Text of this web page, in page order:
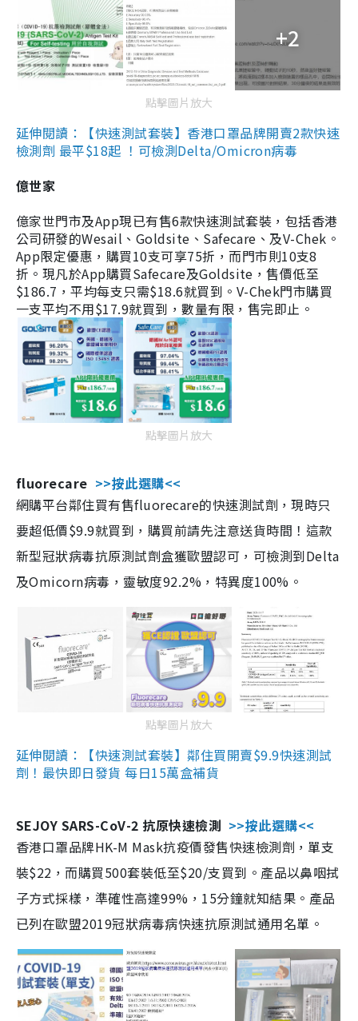
+2
點擊圖片放大
延伸閱讀：【快速測試套裝】香港口罩品牌開賣2款快速
檢測劑 最平$18起 ！可檢測Delta/Omicron病毒
億世家
億家世門市及App現已有售6款快速測試套裝，包括香港
公司研發的Wesail、Goldsite、Safecare、及V-Chek。
App限定優惠，購買10支可享75折，而門市則10支8
折。現凡於App購買Safecare及Goldsite，售價低至
$186.7，平均每支只需$18.6就買到。V-Chek門市購買
一支平均不用$17.9就買到，數量有限，售完即止。
點擊圖片放大
fluorecare >>按此選購<<
網購平台鄰住買有售fluorecare的快速測試劑，現時只
要超低價$9.9就買到，購買前請先注意送貨時間！這款
新型冠狀病毒抗原測試劑盒獲歐盟認可，可檢測到Delta
及Omicorn病毒，靈敏度92.2%，特異度100%。
點擊圖片放大
延伸閱讀：【快速測試套裝】鄰住買開賣$9.9快速測試
劑！最快即日發貨 每日15萬盒補貨
SEJOY SARS-CoV-2 抗原快速檢測 >>按此選購<<
香港口罩品牌HK-M Mask抗疫價發售快速檢測劑，單支
裝$22，而購買500套裝低至$20/支買到。產品以鼻咽拭
子方式採樣，準確性高達99%，15分鐘就知結果。產品
已列在歐盟2019冠狀病毒病快速抗原測試通用名單。